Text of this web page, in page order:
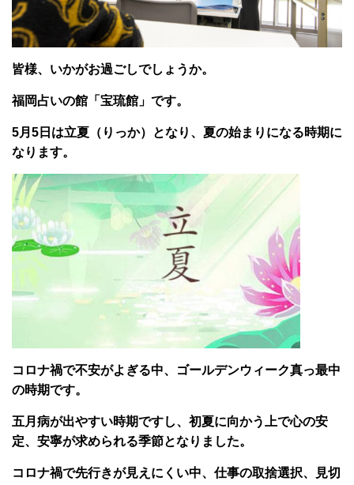
皆様、いかがお過ごしでしょうか。
福岡占いの館「宝琉館」です。
5月5日は立夏（りっか）となり、夏の始まりになる時期に
なります。
コロナ禍で不安がよぎる中、ゴールデンウィーク真っ最中
の時期です。
五月病が出やすい時期ですし、初夏に向かう上で心の安
定、安寧が求められる季節となりました。
コロナ禍で先行きが見えにくい中、仕事の取捨選択、見切